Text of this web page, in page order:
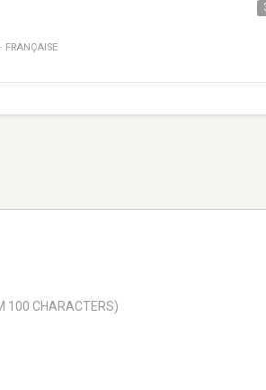
· FRANÇAISE